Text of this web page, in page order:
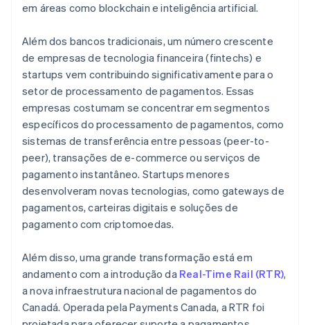
em áreas como blockchain e inteligência artificial.
Além dos bancos tradicionais, um número crescente
de empresas de tecnologia financeira (fintechs) e
startups vem contribuindo significativamente para o
setor de processamento de pagamentos. Essas
empresas costumam se concentrar em segmentos
específicos do processamento de pagamentos, como
sistemas de transferência entre pessoas (peer-to-
peer), transações de e-commerce ou serviços de
pagamento instantâneo. Startups menores
desenvolveram novas tecnologias, como gateways de
pagamentos, carteiras digitais e soluções de
pagamento com criptomoedas.
Além disso, uma grande transformação está em
andamento com a introdução da Real-Time Rail (RTR),
a nova infraestrutura nacional de pagamentos do
Canadá. Operada pela Payments Canada, a RTR foi